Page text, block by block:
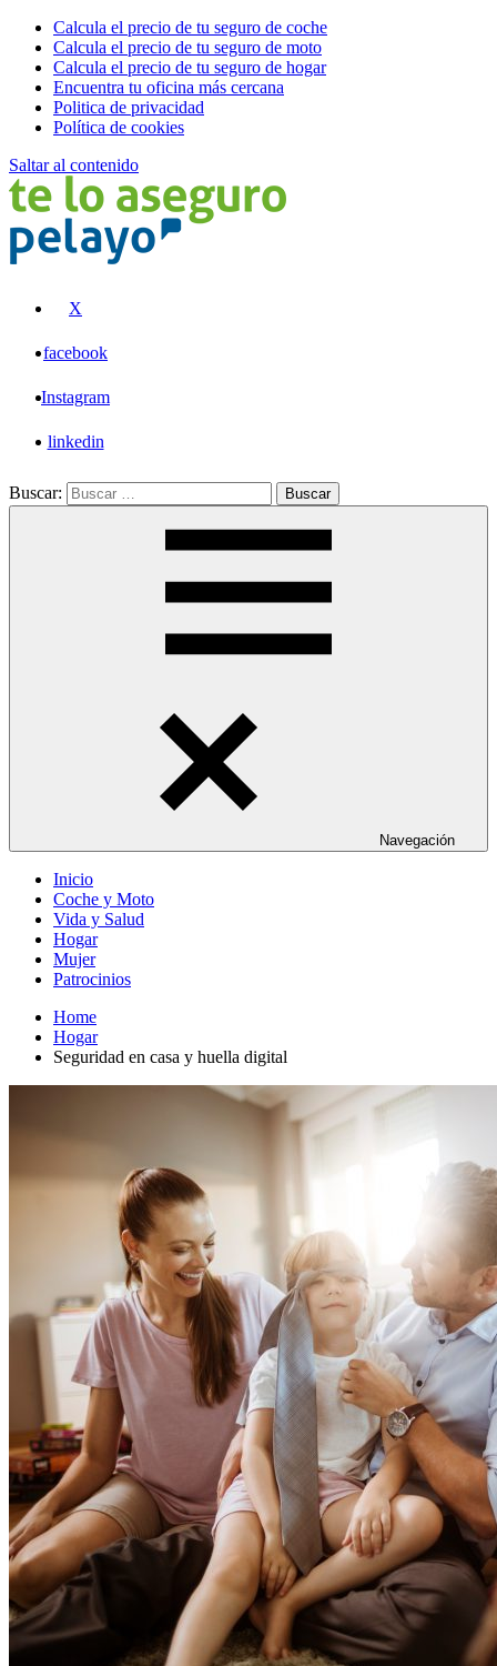
Calcula el precio de tu seguro de coche
Calcula el precio de tu seguro de moto
Calcula el precio de tu seguro de hogar
Encuentra tu oficina más cercana
Politica de privacidad
Política de cookies
Saltar al contenido
X
facebook
Instagram
linkedin
Buscar: Buscar
Navegación
Inicio
Coche y Moto
Vida y Salud
Hogar
Mujer
Patrocinios
Home
Hogar
Seguridad en casa y huella digital